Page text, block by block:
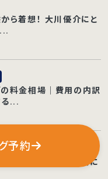
ら着想！ 大川優介にと
料金相場｜費用の内訳
...
から再開！ コロナ禍に
予約